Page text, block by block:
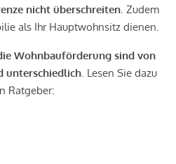
nicht überschreiten. Zudem
als Ihr Hauptwohnsitz dienen.
Wohnbauförderung sind von
unterschiedlich. Lesen Sie dazu
Ratgeber: